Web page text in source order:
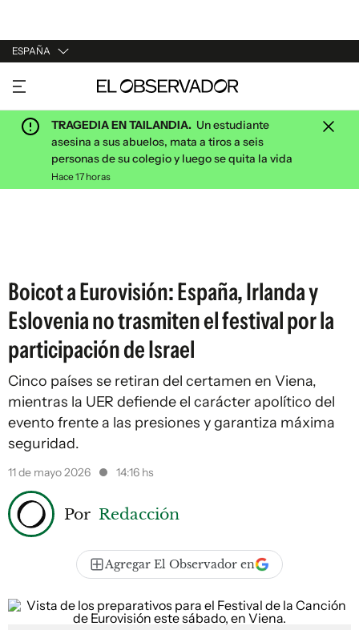
ESPAÑA
URUGUAY
ARGENTINA
ESPAÑA
ESTADOS UNIDOS
TRAGEDIA EN TAILANDIA. Un estudiante
asesina a sus abuelos, mata a tiros a seis
personas de su colegio y luego se quita la vida
Hace 17 horas
Boicot a Eurovisión: España, Irlanda y
Eslovenia no trasmiten el festival por la
participación de Israel
Cinco países se retiran del certamen en Viena,
mientras la UER defiende el carácter apolítico del
evento frente a las presiones y garantiza máxima
seguridad.
11 de mayo 2026 14:16 hs
Por Redacción
Agregar El Observador en